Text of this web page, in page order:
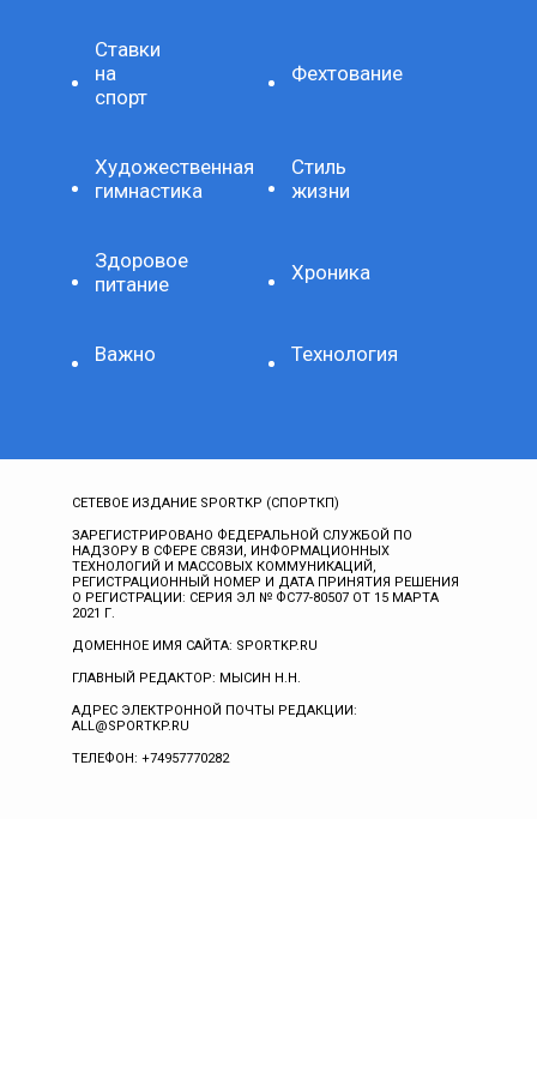
Ставки
на
спорт
Фехтование
Художественная
гимнастика
Стиль
жизни
Здоровое
питание
Хроника
Важно Технология
СЕТЕВОЕ ИЗДАНИЕ SPORTKP (СПОРТКП)
ЗАРЕГИСТРИРОВАНО ФЕДЕРАЛЬНОЙ СЛУЖБОЙ ПО
НАДЗОРУ В СФЕРЕ СВЯЗИ, ИНФОРМАЦИОННЫХ
ТЕХНОЛОГИЙ И МАССОВЫХ КОММУНИКАЦИЙ,
РЕГИСТРАЦИОННЫЙ НОМЕР И ДАТА ПРИНЯТИЯ РЕШЕНИЯ
О РЕГИСТРАЦИИ: СЕРИЯ ЭЛ № ФС77-80507 ОТ 15 МАРТА
2021 Г.
ДОМЕННОЕ ИМЯ САЙТА: SPORTKP.RU
ГЛАВНЫЙ РЕДАКТОР: МЫСИН Н.Н.
АДРЕС ЭЛЕКТРОННОЙ ПОЧТЫ РЕДАКЦИИ:
ALL@SPORTKP.RU
ТЕЛЕФОН: +74957770282